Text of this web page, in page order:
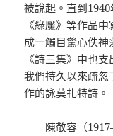
被說起。直到
《綠魘》等作品
成一觸目驚心佚神
《詩三集》中也
我們持久以來疏忽
作的詠莫扎特詩。
陳敬容（